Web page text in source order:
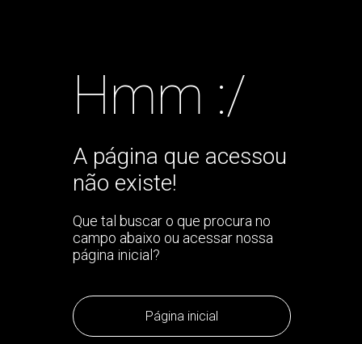
Hmm :/
A página que acessou
não existe!
Que tal buscar o que procura no
campo abaixo ou acessar nossa
página inicial?
Página inicial